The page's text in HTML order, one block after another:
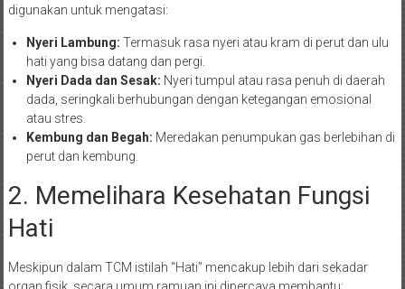
digunakan untuk mengatasi:
Nyeri Lambung: Termasuk rasa nyeri atau kram di perut dan ulu
hati yang bisa datang dan pergi.
Nyeri Dada dan Sesak: Nyeri tumpul atau rasa penuh di daerah
dada, seringkali berhubungan dengan ketegangan emosional
atau stres.
Kembung dan Begah: Meredakan penumpukan gas berlebihan di
perut dan kembung.
2. Memelihara Kesehatan Fungsi
Hati
Meskipun dalam TCM istilah “Hati” mencakup lebih dari sekadar